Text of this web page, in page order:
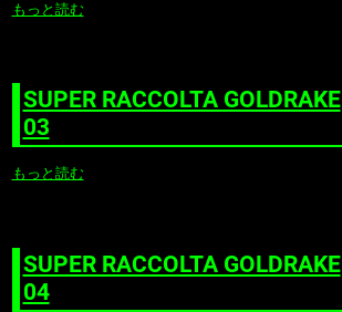
もっと読む
SUPER RACCOLTA GOLDRAKE
03
もっと読む
SUPER RACCOLTA GOLDRAKE
04